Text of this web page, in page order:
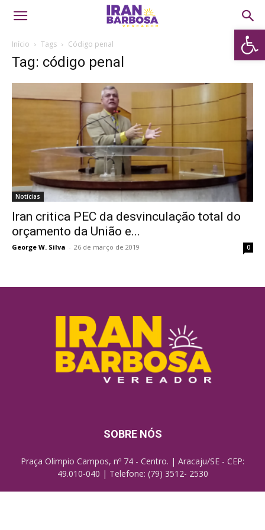
Abrir
Início Tags Código penal
Tag: código penal
Notícias
Iran critica PEC da desvinculação total do
orçamento da União e...
George W. Silva - 26 de março de 2019 0
SOBRE NÓS
Praça Olimpio Campos, nº 74 - Centro. | Aracaju/SE - CEP:
49.010-040 | Telefone: (79) 3512- 2530